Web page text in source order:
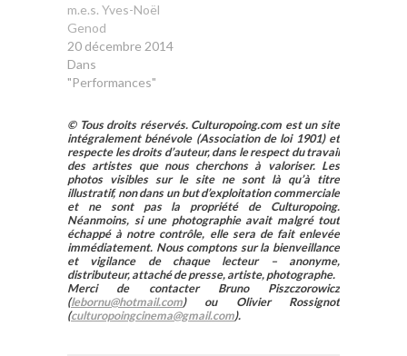
m.e.s. Yves-Noël
Genod
20 décembre 2014
Dans
"Performances"
© Tous droits réservés. Culturopoing.com est un site
intégralement bénévole (Association de loi 1901) et
respecte les droits d’auteur, dans le respect du travail
des artistes que nous cherchons à valoriser. Les
photos visibles sur le site ne sont là qu’à titre
illustratif, non dans un but d’exploitation commerciale
et ne sont pas la propriété de Culturopoing.
Néanmoins, si une photographie avait malgré tout
échappé à notre contrôle, elle sera de fait enlevée
immédiatement. Nous comptons sur la bienveillance
et vigilance de chaque lecteur – anonyme,
distributeur, attaché de presse, artiste, photographe.
Merci de contacter Bruno Piszczorowicz
(lebornu@hotmail.com) ou Olivier Rossignot
(culturopoingcinema@gmail.com).